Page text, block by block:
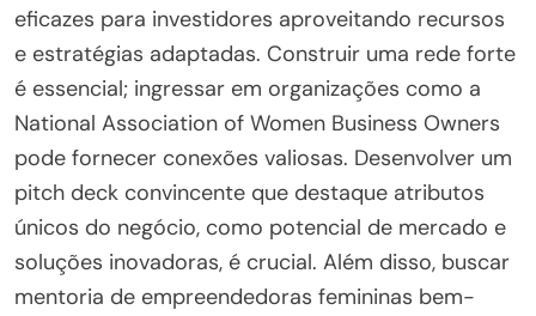
eficazes para investidores aproveitando recursos
e estratégias adaptadas. Construir uma rede forte
é essencial; ingressar em organizações como a
National Association of Women Business Owners
pode fornecer conexões valiosas. Desenvolver um
pitch deck convincente que destaque atributos
únicos do negócio, como potencial de mercado e
soluções inovadoras, é crucial. Além disso, buscar
mentoria de empreendedoras femininas bem-